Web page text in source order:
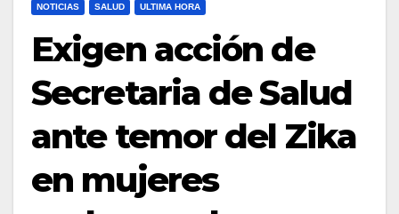
NOTICIAS SALUD ULTIMA HORA
Exigen acción de
Secretaria de Salud
ante temor del Zika
en mujeres